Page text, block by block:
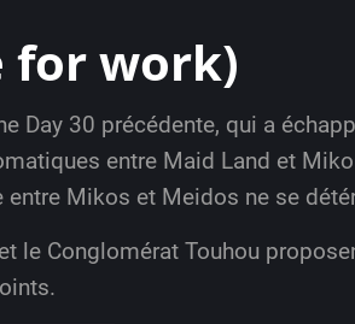
for work)
Day 30 précédente, qui a
entre Maid Land et
entre Mikos et Meidos ne se
le Conglomérat Touhou